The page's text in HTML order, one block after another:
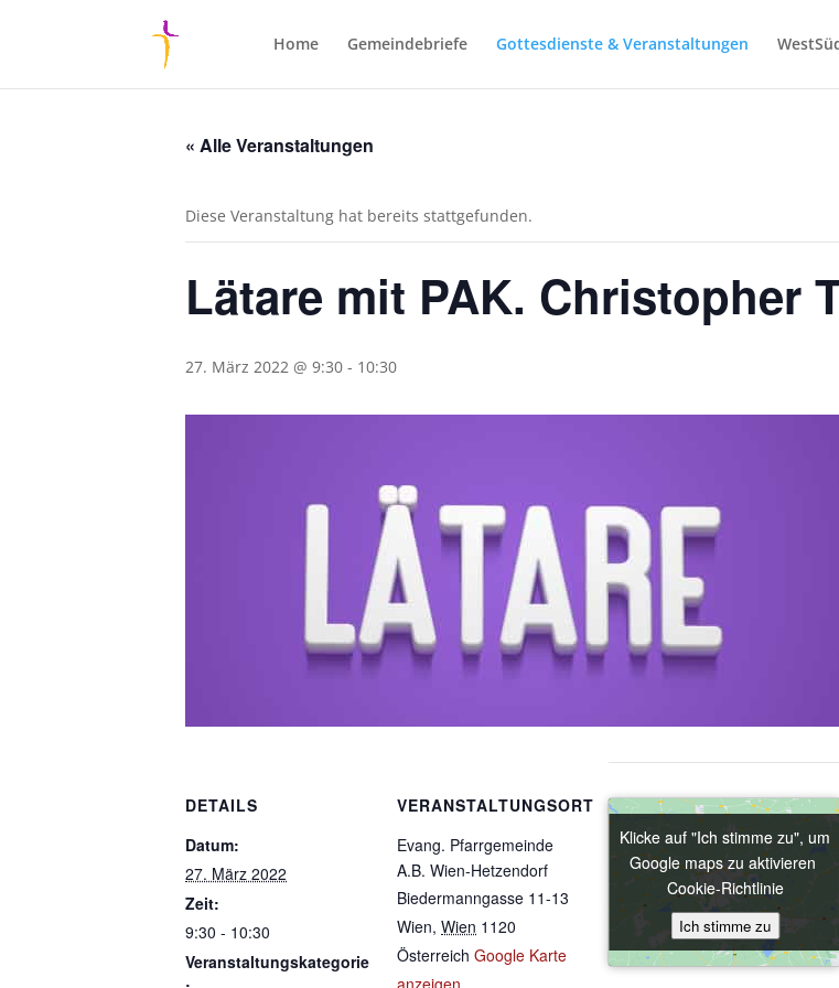
Home Gemeindebriefe Gottesdienste & Veranstaltungen
« Alle Veranstaltungen
Diese Veranstaltung hat bereits stattgefunden.
Lätare mit PAK. Christopher
27. März 2022 @ 9:30 - 10:30
DETAILS
Datum:
27. März 2022
Zeit:
9:30 - 10:30
Veranstaltungskategorie
VERANSTALTUNGSORT
Evang. Pfarrgemeinde
A.B. Wien-Hetzendorf
Biedermanngasse 11-13
Wien, Wien 1120
Österreich Google Karte
anzeigen
Klicke auf "Ich stimme zu", um
Google maps zu aktivieren
Cookie-Richtlinie
Ich stimme zu
Klicke auf "Ich stimme zu", um
Google maps zu aktivieren
Cookie-Richtlinie
Ich stimme zu